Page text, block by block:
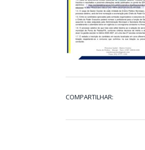
COMPARTILHAR: